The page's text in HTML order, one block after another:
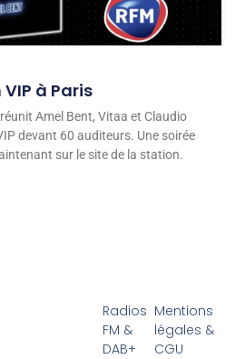
VIP à Paris
Amel Bent, Vitaa et Claudio
devant 60 auditeurs. Une soirée
sur le site de la station.
Radios
FM &
DAB+
Mentions
légales &
CGU